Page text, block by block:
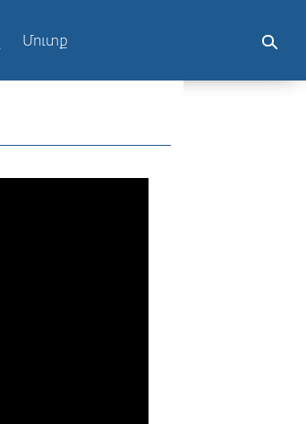
Մուտք